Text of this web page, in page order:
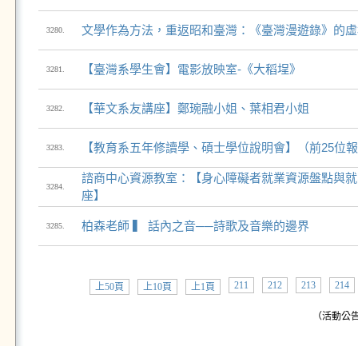
3280. 文學作為方法，重返昭和臺灣：《臺灣漫遊錄》的
3281. 【臺灣系學生會】電影放映室-《大稻埕》
3282. 【華文系友講座】鄭琬融小姐、葉相君小姐
3283. 【教育系五年修讀學、碩士學位說明會】（前25位
3284.
諮商中心資源教室：【身心障礙者就業資源盤點與
座】
3285. 柏森老師 ▍ 話內之音──詩歌及音樂的邊界
上50頁 上10頁 上1頁 211 212 213 214
（活動公